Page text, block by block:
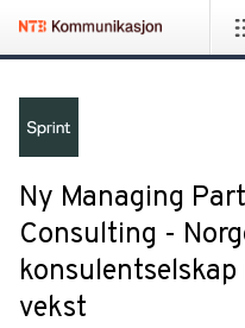
Ny Managing
Consulting -
vekst